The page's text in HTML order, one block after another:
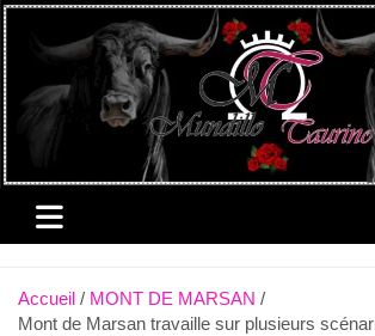
Aller
au
contenu
Accueil
MONT DE MARSAN
Mont de Marsan travaille sur plusieurs